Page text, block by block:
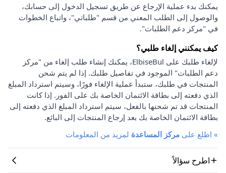
يمكنك بدء عملية الإرجاع عن طريق تسجيل الدخول إلى حسابك،
والوصول إلى الطلب المعني من قسم "طلباتي"، واتباع الخطوات
في "مركز دعم الطلبات".
كيف يمكنني إلغاء طلبي؟
لإلغاء طلبك على ElbiseBul، يمكنك إنشاء طلب إلغاء من "مركز
دعم الطلبات" الموجود في تفاصيل طلبك. إذا لم يتم شحن
المنتجات في طلبك، ستبدأ عملية الإلغاء فورًا، وسيتم استرداد المبلغ
الذي دفعته إلى بطاقة الائتمان الخاصة بك على الفور. إذا كانت
المنتجات قد تم شحنها بالفعل، سيتم استرداد المبلغ الذي دفعته إلى
بطاقة الائتمان الخاصة بك بعد إرجاع المنتجات إلى البائع.
» اطلع على مركز المساعدة لمزيد من المعلومات
اطرح سؤالاً